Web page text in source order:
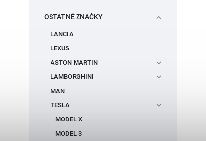
OSTATNÉ ZNAČKY
LANCIA
LEXUS
ASTON MARTIN
LAMBORGHINI
MAN
TESLA
MODEL X
MODEL 3